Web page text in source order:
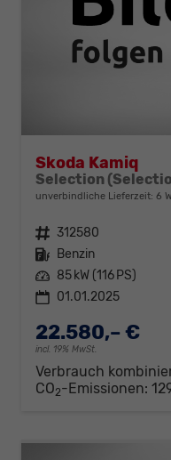
Skoda Kamiq
unverbindliche Lieferzeit: 6
Fahrzeugnr. 312580
Kraftstoff Benzin
Leistung 85 kW (116 PS)
01.01.2025
22.580,– €
incl. 19% MwSt.
Verbrauch
CO2-Emissionen: